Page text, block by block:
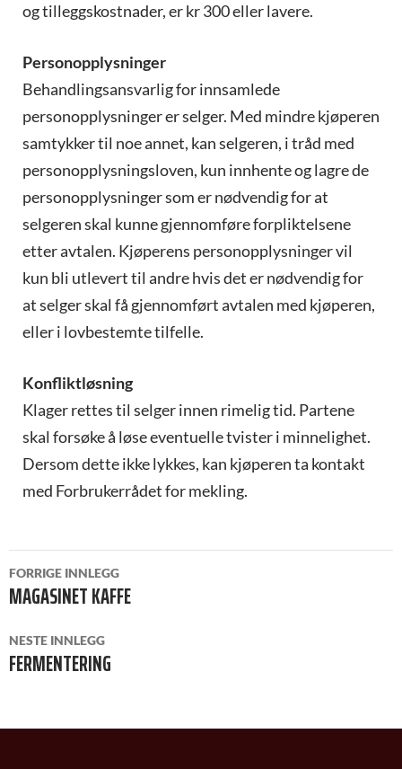
og tilleggskostnader, er kr 300 eller lavere.
Personopplysninger
Behandlingsansvarlig for innsamlede
personopplysninger er selger. Med mindre kjøperen
samtykker til noe annet, kan selgeren, i tråd med
personopplysningsloven, kun innhente og lagre de
personopplysninger som er nødvendig for at
selgeren skal kunne gjennomføre forpliktelsene
etter avtalen. Kjøperens personopplysninger vil
kun bli utlevert til andre hvis det er nødvendig for
at selger skal få gjennomført avtalen med kjøperen,
eller i lovbestemte tilfelle.
Konfliktløsning
Klager rettes til selger innen rimelig tid. Partene
skal forsøke å løse eventuelle tvister i minnelighet.
Dersom dette ikke lykkes, kan kjøperen ta kontakt
med Forbrukerrådet for mekling.
INNLEGGSNAVIGASJON
FORRIGE INNLEGG
MAGASINET KAFFE
NESTE INNLEGG
FERMENTERING